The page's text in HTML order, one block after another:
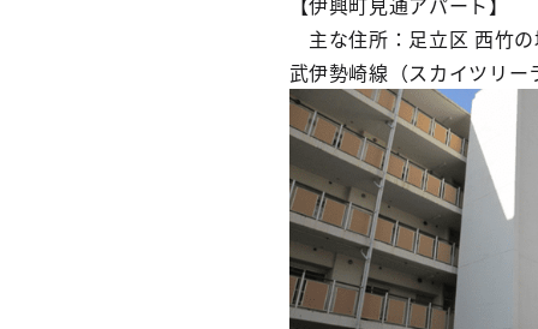
主な住所：足立区 西竹
武伊勢崎線（スカイツリー